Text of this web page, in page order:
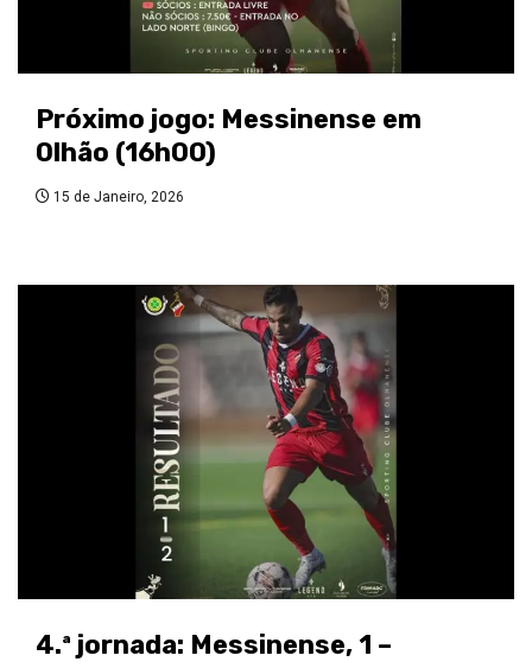
Próximo jogo: Messinense em
Olhão (16h00)
15 de Janeiro, 2026
4.ª jornada: Messinense, 1 –